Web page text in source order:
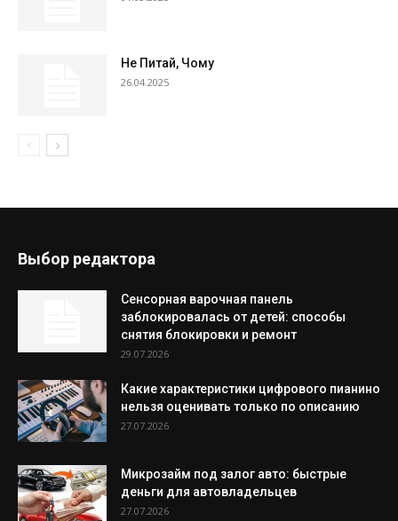
Не Питай, Чому
26.04.2025
Выбор редактора
Сенсорная варочная панель
заблокировалась от детей: способы
снятия блокировки и ремонт
29.07.2026
Какие характеристики цифрового пианино
нельзя оценивать только по описанию
27.07.2026
Микрозайм под залог авто: быстрые
деньги для автовладельцев
27.07.2026